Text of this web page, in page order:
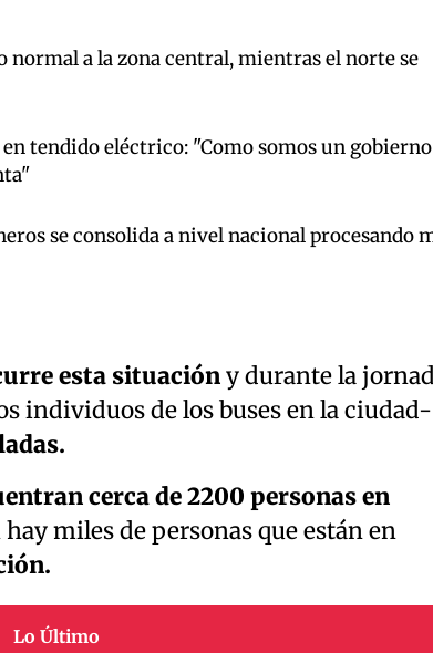
normal a la zona central, mientras el norte se
tendido eléctrico: "Como somos un gobierno
se consolida a nivel nacional procesando
esta situacióny durante la
individuos de los buses en la ciudad-
cerca de 2200 personas en
hay miles de personas que están en
Lo Último